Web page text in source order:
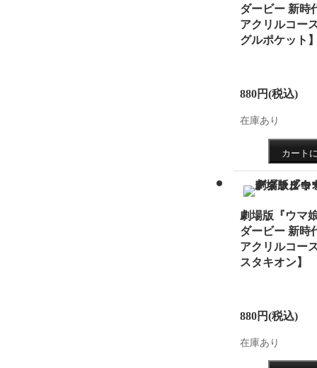
た。
延長
B3ポ
木製
ダービー 新時
アクリルコー
グルポケット
880円(税込)
在庫あり
劇場版『ウマ
ダービー 新時
アクリルコー
スタキオン】
880円(税込)
在庫あり